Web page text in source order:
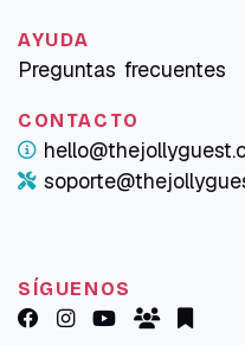
AYUDA
Preguntas frecuentes
CONTACTO
SÍGUENOS